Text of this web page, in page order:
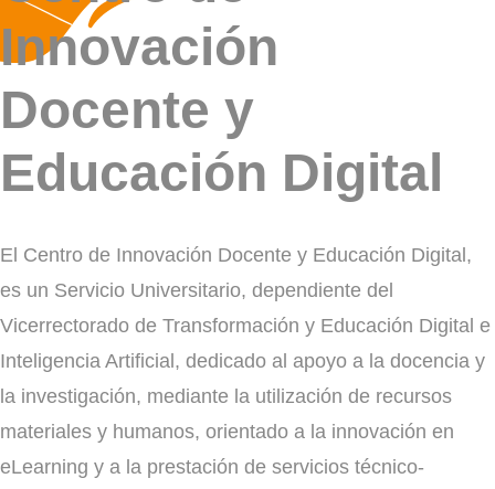
Innovación
Docente y
Educación Digital
El Centro de Innovación Docente y Educación Digital,
es un Servicio Universitario, dependiente del
Vicerrectorado de Transformación y Educación Digital e
Inteligencia Artificial, dedicado al apoyo a la docencia y
la investigación, mediante la utilización de recursos
materiales y humanos, orientado a la innovación en
eLearning y a la prestación de servicios técnico-